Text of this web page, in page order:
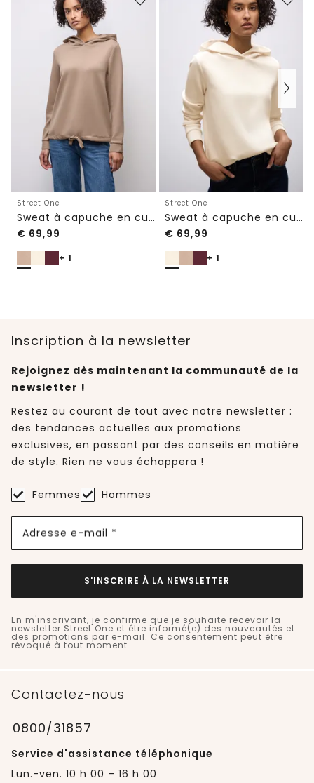
Street One
Sweat à capuche en cupro
€ 69,99
+ 1
Street One
Sweat à capuche en cupro
€ 69,99
+ 1
Inscription à la newsletter
Rejoignez dès maintenant la communauté de la
newsletter !
Restez au courant de tout avec notre newsletter :
des tendances actuelles aux promotions
exclusives, en passant par des conseils en matière
de style. Rien ne vous échappera !
Femmes Hommes
Adresse e-mail *
S'INSCRIRE À LA NEWSLETTER
En m'inscrivant, je confirme que je souhaite recevoir la
newsletter Street One et être informé(e) des nouveautés et
des promotions par e-mail. Ce consentement peut être
révoqué à tout moment.
Contactez-nous
0800/31857
Service d'assistance téléphonique
Lun.-ven. 10 h 00 – 16 h 00